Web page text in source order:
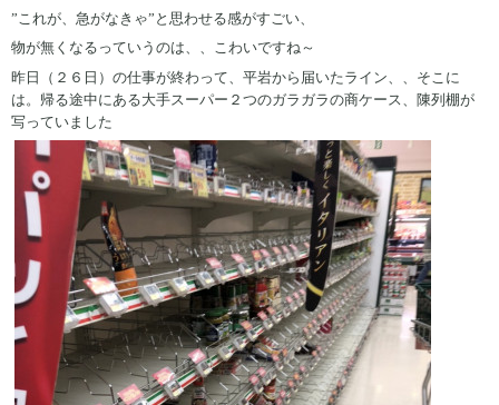
”これが、急がなきゃ”と思わせる感がすごい、
物が無くなるっていうのは、、こわいですね～
昨日（２６日）の仕事が終わって、平岩から届いたライン、、そこに
は。帰る途中にある大手スーパー２つのガラガラの商ケース、陳列棚が
写っていました